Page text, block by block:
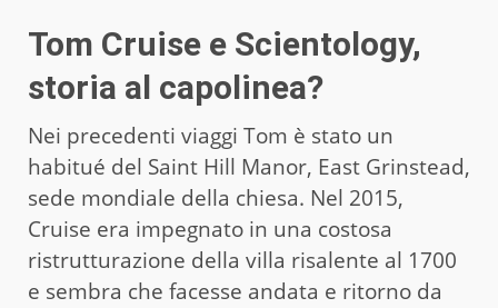
Tom Cruise e Scientology,
storia al capolinea?
Nei precedenti viaggi Tom è stato un
habitué del Saint Hill Manor, East Grinstead,
sede mondiale della chiesa. Nel 2015,
Cruise era impegnato in una costosa
ristrutturazione della villa risalente al 1700
e sembra che facesse andata e ritorno da